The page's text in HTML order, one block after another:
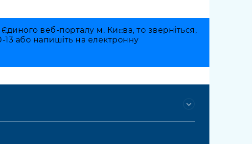
веб-порталу м. Києва, то зверніться,
13 або напишіть на електронну